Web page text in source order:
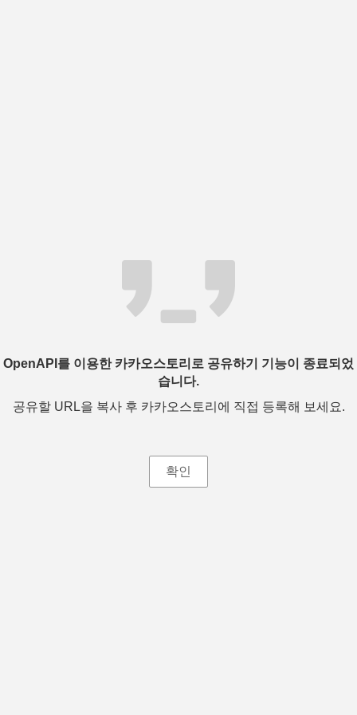
OpenAPI를 이용한 카카오스토리로 공유하기 기능이 종료되었
습니다.
공유할 URL을 복사 후 카카오스토리에 직접 등록해 보세요.
확인